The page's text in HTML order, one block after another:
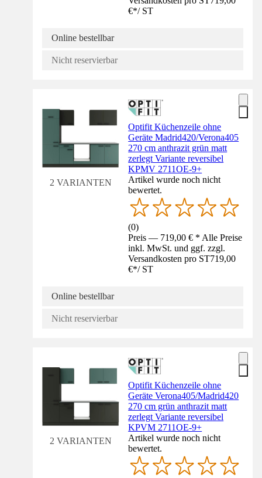
€*/ ST
Online bestellbar
Nicht reservierbar
2 VARIANTEN
Optifit Küchenzeile ohne
Geräte Madrid420/Verona405
270 cm anthrazit grün matt
zerlegt Variante reversibel
KPMV 2711OE-9+
Artikel wurde noch nicht
bewertet.
(0)
Preis — 719,00 € * Alle Preise
inkl. MwSt. und ggf. zzgl.
Versandkosten pro ST719,00
€*/ ST
Online bestellbar
Nicht reservierbar
2 VARIANTEN
Optifit Küchenzeile ohne
Geräte Verona405/Madrid420
270 cm grün anthrazit matt
zerlegt Variante reversibel
KPVM 2711OE-9+
Artikel wurde noch nicht
bewertet.